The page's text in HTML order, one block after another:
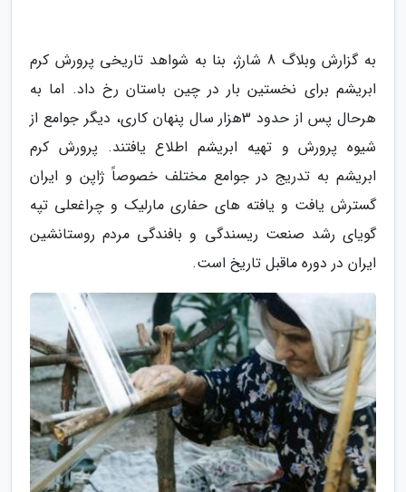
به گزارش وبلاگ 8 شارژ، بنا به شواهد تاریخی پرورش کرم
ابریشم برای نخستین بار در چین باستان رخ داد. اما به
هرحال پس از حدود 3هزار سال پنهان کاری، دیگر جوامع از
شیوه پرورش و تهیه ابریشم اطلاع یافتند. پرورش کرم
ابریشم به تدریج در جوامع مختلف خصوصاً ژاپن و ایران
گسترش یافت و یافته های حفاری مارلیک و چراغعلی تپه
گویای رشد صنعت ریسندگی و بافندگی مردم روستانشین
ایران در دوره ماقبل تاریخ است.